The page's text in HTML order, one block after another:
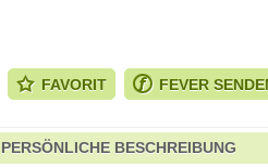
FAVORIT FEVER
PERSÖNLICHE BESCHREIBUNG